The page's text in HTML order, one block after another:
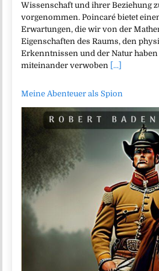
Wissenschaft und ihrer Beziehung
vorgenommen. Poincaré bietet
Erwartungen, die wir von der
Eigenschaften des Raums, den
Erkenntnissen und der Natur
miteinander verwoben [...]
Meine Abenteuer als Spion